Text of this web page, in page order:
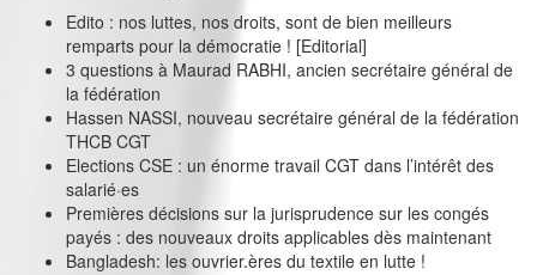
Edito : nos luttes, nos droits, sont de bien meilleurs
remparts pour la démocratie ! [Editorial]
3 questions à Maurad RABHI, ancien secrétaire général de
la fédération
Hassen NASSI, nouveau secrétaire général de la fédération
THCB CGT
Elections CSE : un énorme travail CGT dans l’intérêt des
salarié·es
Premières décisions sur la jurisprudence sur les congés
payés : des nouveaux droits applicables dès maintenant
Bangladesh: les ouvrier.ères du textile en lutte !